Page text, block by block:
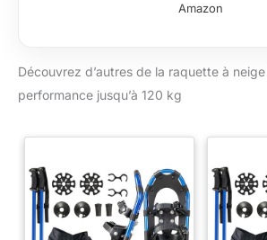
Dentées et en
Amazon
Découvrez d’autres de la raquette à
performance jusqu’à 120 kg